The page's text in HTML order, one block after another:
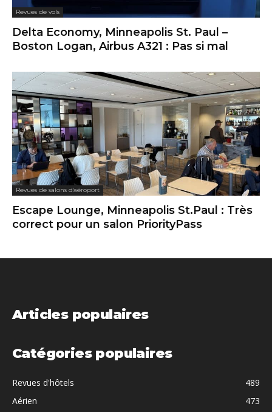
Revues de vols
Delta Economy, Minneapolis St. Paul –
Boston Logan, Airbus A321 : Pas si mal
Revues de salons d'aéroport
Escape Lounge, Minneapolis St.Paul : Très
correct pour un salon PriorityPass
Articles populaires
Catégories populaires
Revues d'hôtels
489
Aérien
473